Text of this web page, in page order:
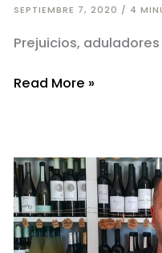
SEPTIEMBRE 7, 2020 / 4
Prejuicios,
Política
Read More »